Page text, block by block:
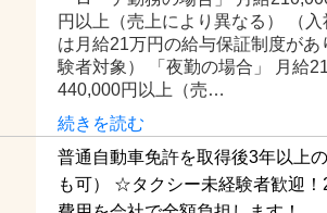
続きを読む
「ローテ勤務の場合」 月給
円以上（売上により異なる） （入
は月給21万円の給与保証制度があ
験者対象） 「夜勤の場合」 月給
440,000円以上（売…
続きを読む